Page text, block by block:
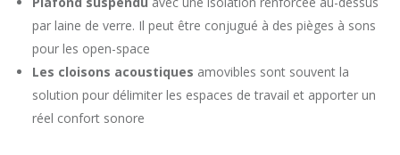
par laine de verre. Il peut être conjugué à des pièges à sons
pour les open-space
Les cloisons acoustiques amovibles sont souvent la
solution pour délimiter les espaces de travail et apporter un
réel confort sonore